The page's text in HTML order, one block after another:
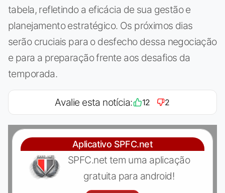
tabela, refletindo a eficácia de sua gestão e
planejamento estratégico. Os próximos dias
serão cruciais para o desfecho dessa negociação
e para a preparação frente aos desafios da
temporada.
Avalie esta notícia: 12 2
Aplicativo SPFC.net
SPFC.net tem uma aplicação
gratuita para android!